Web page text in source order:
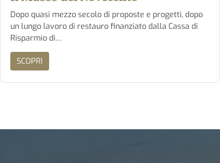
Dopo quasi mezzo secolo di proposte e progetti, dopo
un lungo lavoro di restauro finanziato dalla Cassa di
Risparmio di…
SCOPRI